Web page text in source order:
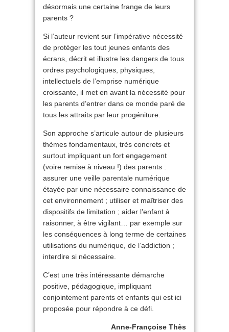
désormais une certaine frange de leurs
parents ?
Si l’auteur revient sur l’impérative nécessité
de protéger les tout jeunes enfants des
écrans, décrit et illustre les dangers de tous
ordres psychologiques, physiques,
intellectuels de l’emprise numérique
croissante, il met en avant la nécessité pour
les parents d’entrer dans ce monde paré de
tous les attraits par leur progéniture.
Son approche s’articule autour de plusieurs
thèmes fondamentaux, très concrets et
surtout impliquant un fort engagement
(voire remise à niveau !) des parents :
assurer une veille parentale numérique
étayée par une nécessaire connaissance de
cet environnement ; utiliser et maîtriser des
dispositifs de limitation ; aider l’enfant à
raisonner, à être vigilant… par exemple sur
les conséquences à long terme de certaines
utilisations du numérique, de l’addiction ;
interdire si nécessaire.
C’est une très intéressante démarche
positive, pédagogique, impliquant
conjointement parents et enfants qui est ici
proposée pour répondre à ce défi.
Anne-Françoise Thès